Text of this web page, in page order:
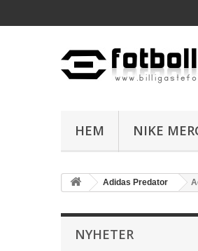
HEM NIKE
Adidas Predator
NYHETER